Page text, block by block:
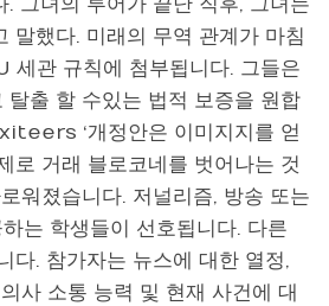
. 그녀의 투어가 끝난 직후, 그녀는
말했다. 미래의 무역 관계가 마침
세관 규칙에 첨부됩니다. 그들은
탈출 할 수있는 법적 보증을 원합
‘개정안은 이미지지를 얻
로 거래 블로코네를 벗어나는 것
워졌습니다. 저널리즘, 방송 또는
는 학생들이 선호됩니다. 다른
다. 참가자는 뉴스에 대한 열정,
사 소통 능력 및 현재 사건에 대